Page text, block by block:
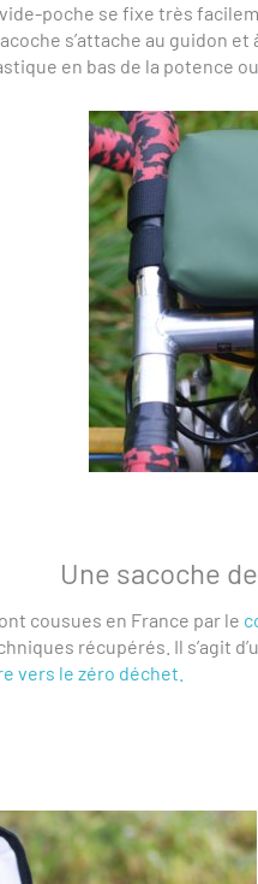
poche se fixe très
s’attache au guidon
en bas de la potence
Une sacoche
cousues en France par le
récupérés. Il s’agit
vers le zéro déchet.